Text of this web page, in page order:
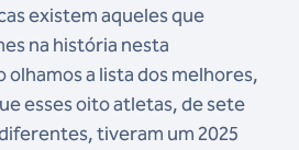
existem aqueles que
na história nesta
a lista dos melhores,
esses oito atletas, de sete
tiveram um 2025